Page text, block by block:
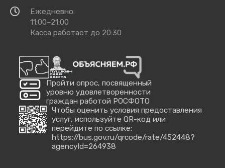
Время
работы
Ежедневно:
11:00–21:00
Касса работает до 20:30
Пройти опрос, посвященный
уровню удовлетворенности
граждан работой РОСФОТО
Чтобы оценить условия предоставления
услуг, используйте QR-код или
перейдите по ссылке:
https://bus.gov.ru/qrcode/rate/452448?
agencyId=264938